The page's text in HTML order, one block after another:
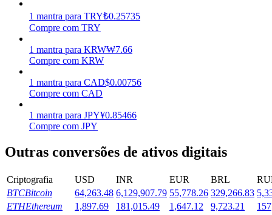
Estacamento
Altos retornos e acesso instantâneo
Launchpool
1 mantra para TRY₺0.25735
Compre com TRY
1 mantra para KRW₩7.66
Compre com KRW
1 mantra para CAD$0.00756
Compre com CAD
1 mantra para JPY¥0.85466
Compre com JPY
Outras conversões de ativos digitais
Criptografia USD INR EUR BRL
BTCBitcoin 64,263.48 6,129,907.79 55,778.26 329,266.83
ETHEthereum 1,897.69 181,015.49 1,647.12 9,723.21